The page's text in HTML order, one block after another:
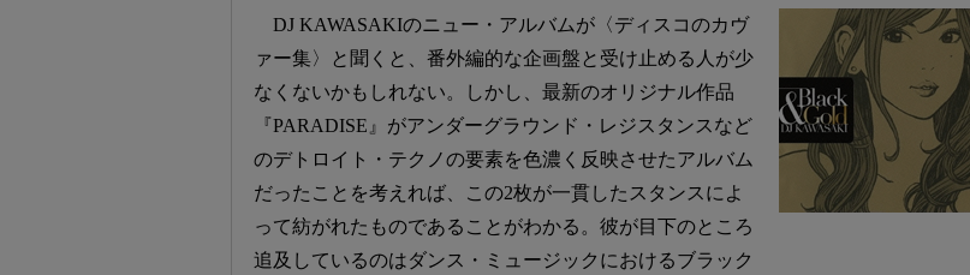
DJ KAWASAKIのニュー・アルバムが〈ディスコのカヴ
ァー集〉と聞くと、番外編的な企画盤と受け止める人が少
なくないかもしれない。しかし、最新のオリジナル作品
『PARADISE』がアンダーグラウンド・レジスタンスなど
のデトロイト・テクノの要素を色濃く反映させたアルバム
だったことを考えれば、この2枚が一貫したスタンスによ
って紡がれたものであることがわかる。彼が目下のところ
追及しているのはダンス・ミュージックにおけるブラック